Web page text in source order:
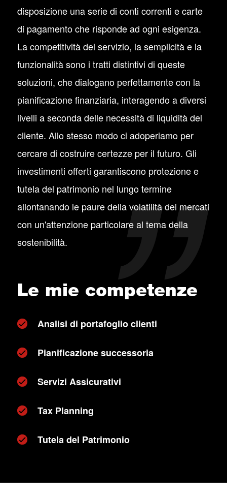
disposizione una serie di conti correnti e carte
di pagamento che risponde ad ogni esigenza.
La competitività del servizio, la semplicità e la
funzionalità sono i tratti distintivi di queste
soluzioni, che dialogano perfettamente con la
pianificazione finanziaria, interagendo a diversi
livelli a seconda delle necessità di liquidità del
cliente. Allo stesso modo ci adoperiamo per
cercare di costruire certezze per il futuro. Gli
investimenti offerti garantiscono protezione e
tutela del patrimonio nel lungo termine
allontanando le paure della volatilità dei mercati
con un'attenzione particolare al tema della
sostenibilità.
Le mie competenze
Analisi di portafoglio clienti
Pianificazione successoria
Servizi Assicurativi
Tax Planning
Tutela del Patrimonio